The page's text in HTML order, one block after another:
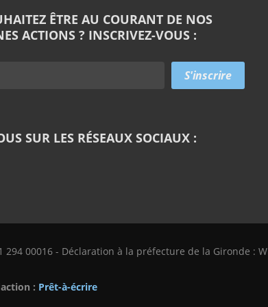
ÊTRE AU COURANT DE NOS
ACTIONS ? INSCRIVEZ-VOUS :
SUR LES RÉSEAUX SOCIAUX :
00016 - Déclaration à la préfecture de la Gironde : W
: Prêt-à-écrire